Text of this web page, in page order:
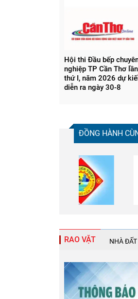
Hội thi Đầu bếp
nghiệp TP Cần Thơ lần
thứ I, năm 2026 dự
diễn ra ngày 30-8
ĐỒNG HÀNH
RAO VẶT NHÀ ĐẤT